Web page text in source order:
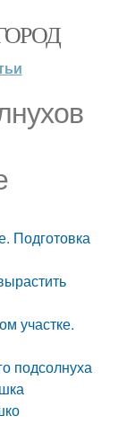
Подготовка
участке.
подсолнуха